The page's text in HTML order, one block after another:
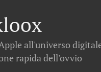
all'universo
rapida dell'ovvio